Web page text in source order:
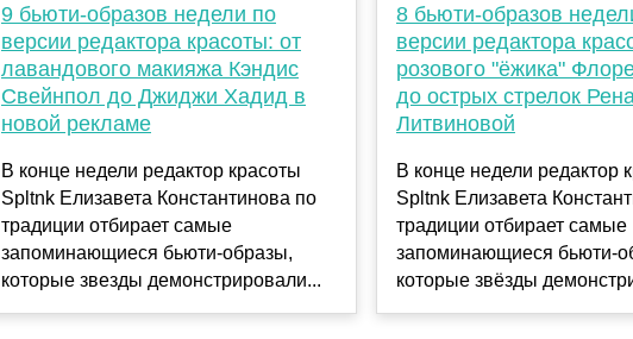
9 бьюти-образов недели по
версии редактора красоты: от
лавандового макияжа Кэндис
Свейнпол до Джиджи Хадид в
новой рекламе
В конце недели редактор красоты
Spltnk Елизавета Константинова по
традиции отбирает самые
запоминающиеся бьюти-образы,
которые звезды демонстрировали...
8 бьюти-образов
версии редактора
розового "ёжика"
до острых стрелок
Литвиновой
В конце недели редактор
Spltnk Елизавета
традиции отбирает самые
запоминающиеся бьюти-
которые звёзды